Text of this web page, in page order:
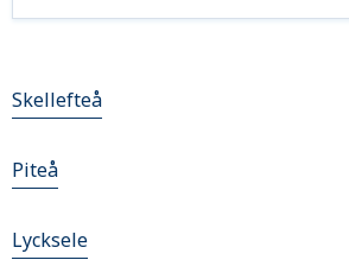
Skellefteå
Piteå
Lycksele